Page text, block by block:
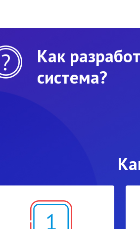
Как
система?